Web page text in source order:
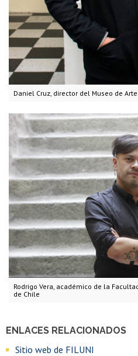
Daniel Cruz, director del Museo de
Rodrigo Vera, académico de la
de Chile
ENLACES RELACIONADOS
Sitio web de FILUNI